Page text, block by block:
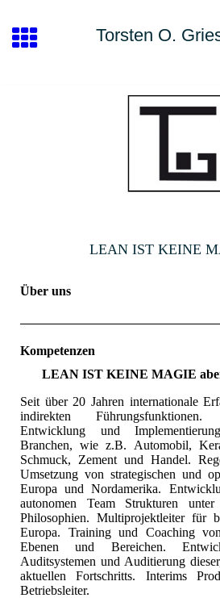
Torsten O.
LEAN IST KEINE
Über uns
Kompetenzen
LEAN IST KEINE MAGIE
Seit über 20 Jahren internationale
indirekten
Entwicklung und
Branchen, wie z.B. Automobil,
Schmuck, Zement und Handel.
Umsetzung von strategischen und
Europa und Nordamerika.
autonomen Team Strukturen
Philosophien. Multiprojektleiter für
Europa. Training und Coaching
Ebenen und Bereichen.
Auditsystemen und Auditierung
aktuellen Fortschritts. Interims
Betriebsleiter.